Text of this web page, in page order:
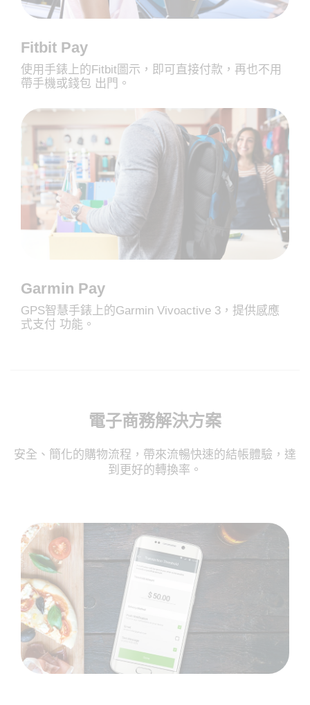
Fitbit Pay
使用手錶上的Fitbit圖示，即可直接付款，再也不用
帶手機或錢包 出門。
Garmin Pay
GPS智慧手錶上的Garmin Vivoactive 3，提供感應
式支付 功能。
電子商務解決方案
安全、簡化的購物流程，帶來流暢快速的結帳體驗，達
到更好的轉換率。